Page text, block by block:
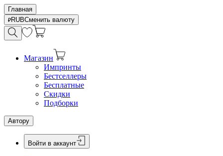
Главная
RUBСменить валюту
Магазин
Импринты
Бестселлеры
Бесплатные
Скидки
Подборки
Автору
Войти в аккаунт